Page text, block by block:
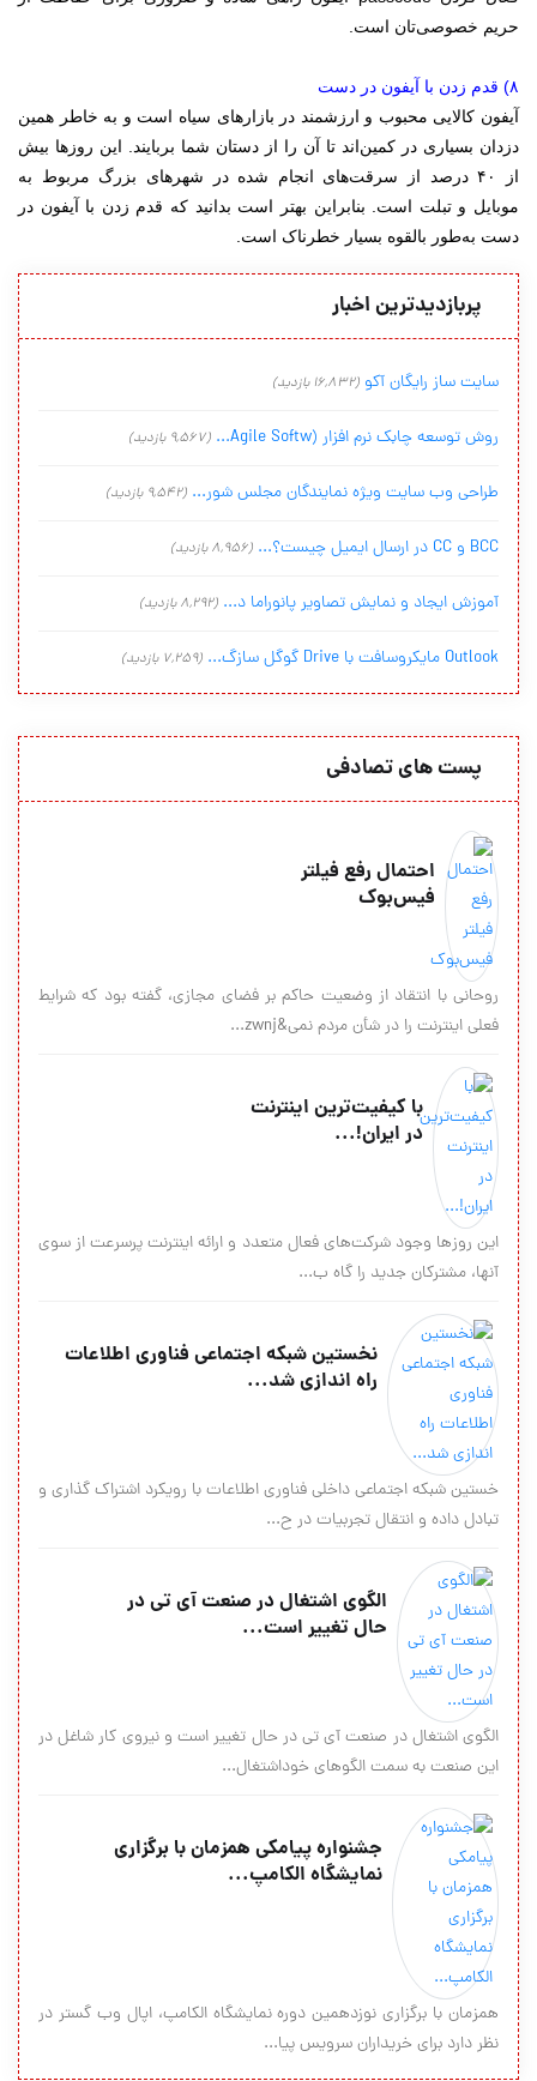
حریم خصوصی‌تان است.
۸) قدم زدن با آیفون در دست
آیفون کالایی محبوب و ارزشمند در بازارهای سیاه است و به خاطر همین
دزدان بسیاری در کمین‌اند تا آن را از دستان شما بربایند. این روزها بیش
از ۴۰ درصد از سرقت‌های انجام شده در شهرهای بزرگ مربوط به
موبایل و تبلت است. بنابراین بهتر است بدانید که قدم زدن با آیفون در
دست به‌طور بالقوه بسیار خطرناک است.
پربازدیدترین اخبار
سایت ساز رایگان آکو (16,832 بازدید)
روش توسعه چابک نرم افزار (Agile Softw... (9,567 بازدید)
طراحی وب سایت ویژه نمایندگان مجلس شور... (9,542 بازدید)
BCC و CC در ارسال ایمیل چیست؟... (8,956 بازدید)
آموزش ایجاد و نمایش تصاویر پانوراما د... (8,292 بازدید)
Outlook مایکروسافت با Drive گوگل سازگ... (7,259 بازدید)
پست های تصادفی
احتمال رفع فیلتر
فیس‌بوک
روحانی با انتقاد از وضعیت حاکم بر فضای مجازی، گفته بود که شرایط
فعلی اینترنت را در شأن مردم نمی&zwnj...
با کیفیت‌ترین اینترنت
در ایران!...
این روزها وجود شرکت‌های فعال متعدد و ارائه اینترنت پرسرعت از سوی
آنها، مشترکان جدید را گاه ب...
نخستین شبکه اجتماعی فناوری اطلاعات
راه اندازی شد...
خستین شبکه اجتماعی داخلی فناوری اطلاعات با رویکرد اشتراک گذاری و
تبادل داده و انتقال تجربیات در ح...
الگوی اشتغال در صنعت آی تی در
حال تغییر است...
الگوی اشتغال در صنعت آی تی در حال تغییر است و نیروی کار شاغل در
این صنعت به سمت الگوهای خوداشتغال...
جشنواره پیامکی همزمان با برگزاری
نمایشگاه الکامپ...
همزمان با برگزاری نوزدهمین دوره نمایشگاه الکامپ، اپال وب گستر در
نظر دارد برای خریداران سرویس پیا...